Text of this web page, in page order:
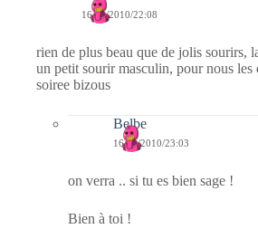
16/09/2010/22:08
rien de plus beau que de jolis sourirs,
un petit sourir masculin, pour nous les
soiree bizous
Belbe
16/09/2010/23:03
on verra .. si tu es bien sage !
Bien à toi !